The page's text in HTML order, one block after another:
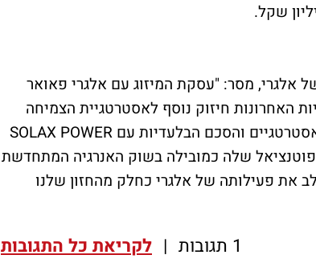
אלגרי, מסר: "עסקת המיזוג עם אלגרי פאואר
האחרונות חיזוק נוסף לאסטרטגיית הצמיחה
שלנו בתחום האנרגיה הירוקה. גיוס ההון ממשקיעים אסטרטגיים והסכם הבלעדיות עם SOLAX POWER
שלה כמובילה בשוק האנרגיה המתחדשת
את פעילותה של אלגרי כחלק מהחזון שלנו
1 תגובות | לקריאת כל התגובות